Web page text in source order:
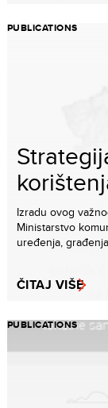
PUBLICATIONS
Izradu ovog
Ministarstvo
uređenja,
ČITAJ VIŠE
PUBLICATIONS